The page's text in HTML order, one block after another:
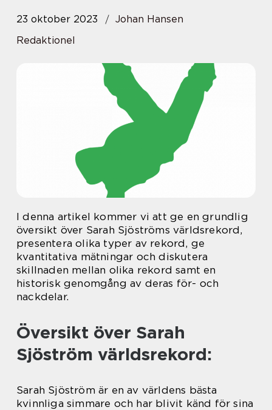
23 oktober 2023
Johan Hansen
Redaktionel
I denna artikel kommer vi att ge en grundlig
översikt över Sarah Sjöströms världsrekord,
presentera olika typer av rekord, ge
kvantitativa mätningar och diskutera
skillnaden mellan olika rekord samt en
historisk genomgång av deras för- och
nackdelar.
Översikt över Sarah
Sjöström världsrekord:
Sarah Sjöström är en av världens bästa
kvinnliga simmare och har blivit känd för sina